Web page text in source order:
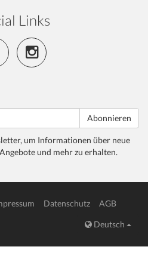
Links
Abonnieren
um Informationen über neue
und mehr zu erhalten.
Datenschutz
AGB
Deutsch